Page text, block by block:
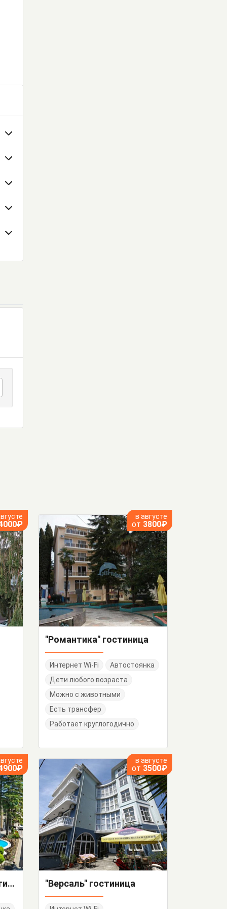
в августе
от 3800₽
"Романтика" гостиница
Интернет Wi-Fi
Автостоянка
Дети любого возраста
Можно с животными
Есть трансфер
Работает круглогодично
"Park Hotel Agava" гостиница
в августе
от 3500₽
"Версаль" гостиница